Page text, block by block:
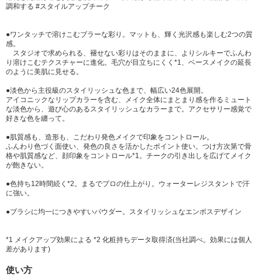
調和する #スタイルアップチーク
●ワンタッチで溶けこむブラーな彩り。マットも、輝く光沢感も楽しむ2つの質
感。
スタジオで求められる、褪せない彩りはそのままに、よりシルキーでふんわ
り溶けこむテクスチャーに進化。毛穴が目立ちにくく*1、ベースメイクの延長
のように美肌に見せる。
●淡色から主役級のスタイリッシュな色まで、幅広い24色展開。
アイコニックなリップカラーを含む、メイク全体にまとまり感を作るミュート
な淡色から、遊び心のあるスタイリッシュなカラーまで。アクセサリー感覚で
好きな色を纏って。
●肌質感も、造形も、こだわり発色メイクで印象をコントロール。
ふんわり色づく面使い、発色の良さを活かしたポイント使い。つけ方次第で骨
格や肌質感など、顔印象をコントロール*1。チークの引き出しを広げてメイク
が飽きない。
●色持ち12時間続く*2。まるでプロの仕上がり。ウォーターレジスタントで汗
に強い。
●ブラシに均一につきやすいパウダー。スタイリッシュなエンボスデザイン
*1 メイクアップ効果による *2 化粧持ちデータ取得済(当社調べ。効果には個人
差があります)
使い方